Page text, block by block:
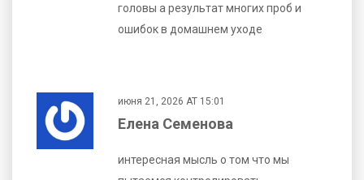
головы а результат многих проб и
ошибок в домашнем уходе
июня 21, 2026 AT 15:01
Елена Семенова
интересная мысль о том что мы